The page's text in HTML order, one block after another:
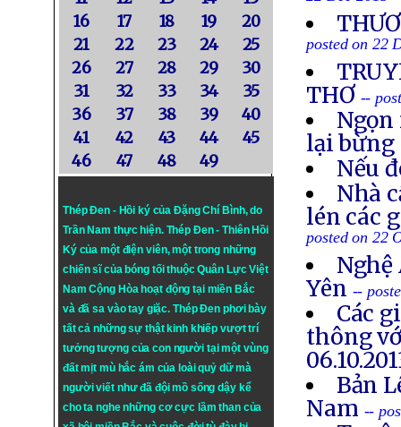
16
17 18 19
20
21
22 23 24
25
26
27 28 29
30
31
32 33 34
35
36
37 38 39
40
41
42 43 44
45
46
47 48 49
Thép Đen - Hồi ký của Đặng Chí Bình, do
Trần Nam thực hiện. Thép Đen- Thiên Hồi
Ký của một điện viên, một trong những
chiến sĩ của bóng tối thuộc Quân Lực Việt
Nam Cộng Hòa hoạt động tại miền Bắc
và đã sa vào tay giặc. Thép Đen phơi bày
tất cả những sự thật kinh khiếp vượt trí
tưởng tượng của con người tại một vùng
đất mịt mù hắc ám của loài quỷ dữ mà
người viết như đã đội mồ sống dậy kể
cho ta nghe những cơ cực lầm than của
posted on 22
THƠ --
lại bừng
Nếu
Nhà
lén các
posted on 22
Nghệ
Yên --
Các
thông
Bản
Nam --